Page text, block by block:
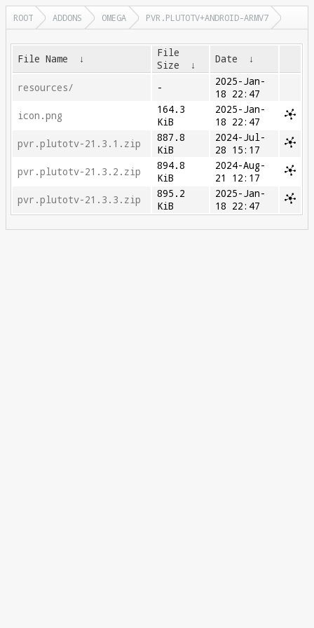
ROOT ADDONS OMEGA PVR.PLUTOTV+ANDROID-ARMV7
File Name ↓
File
Size
↓ Date ↓
resources/ -
2025-Jan-
18 22:47
icon.png
164.3
KiB
2025-Jan-
18 22:47
pvr.plutotv-21.3.1.zip
887.8
KiB
2024-Jul-
28 15:17
pvr.plutotv-21.3.2.zip
894.8
KiB
2024-Aug-
21 12:17
pvr.plutotv-21.3.3.zip
895.2
KiB
2025-Jan-
18 22:47